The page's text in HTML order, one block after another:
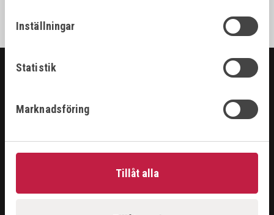
Inställningar
Statistik
Marknadsföring
Tillåt alla
ARBETSPLATS
HANDVERKTYG
RENGÖRING & KEM